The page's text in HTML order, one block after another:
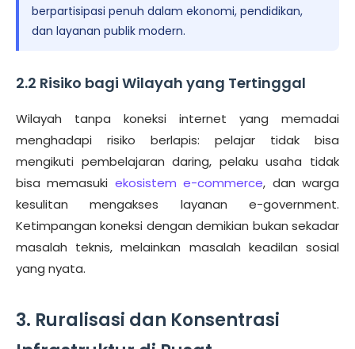
berpartisipasi penuh dalam ekonomi, pendidikan,
dan layanan publik modern.
2.2 Risiko bagi Wilayah yang Tertinggal
Wilayah tanpa koneksi internet yang memadai
menghadapi risiko berlapis: pelajar tidak bisa
mengikuti pembelajaran daring, pelaku usaha tidak
bisa memasuki ekosistem e-commerce, dan warga
kesulitan mengakses layanan e-government.
Ketimpangan koneksi dengan demikian bukan sekadar
masalah teknis, melainkan masalah keadilan sosial
yang nyata.
3. Ruralisasi dan Konsentrasi